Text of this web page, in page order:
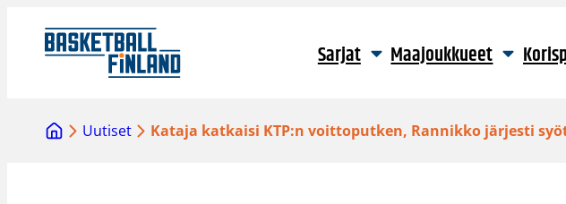
sisältöön
Sarjat Maajoukkueet
Uutiset Kataja katkaisi KTP:n voittoputken, Rannikko järjesti